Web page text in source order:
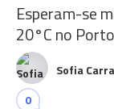
Esperam-se
20°C no
Sofia
0